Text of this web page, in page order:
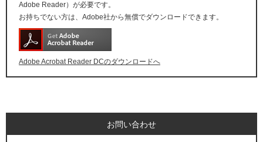
Adobe Reader）が必要です。
お持ちでない方は、Adobe社から無償でダウンロードできます。
Adobe Acrobat Reader DCのダウンロードへ
お問い合わせ